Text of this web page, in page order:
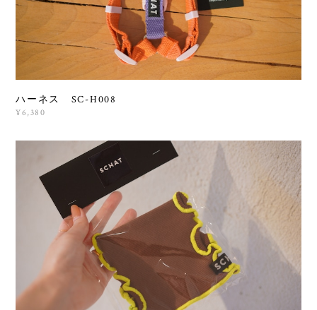
ハーネス SC-H008
¥6,380